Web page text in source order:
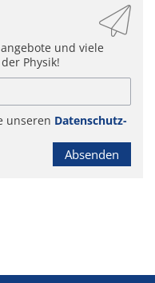
und viele
Physik!
unseren Datenschutz-
Absenden